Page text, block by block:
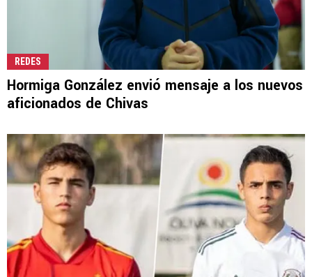
REDES
Hormiga González envió mensaje a los nuevos
aficionados de Chivas